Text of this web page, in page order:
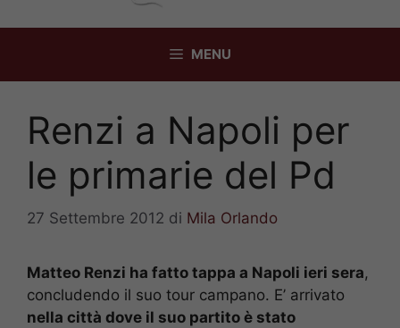
MENU
Renzi a Napoli per
le primarie del Pd
27 Settembre 2012 di Mila Orlando
Matteo Renzi ha fatto tappa a Napoli ieri sera,
concludendo il suo tour campano. E’ arrivato
nella città dove il suo partito è stato